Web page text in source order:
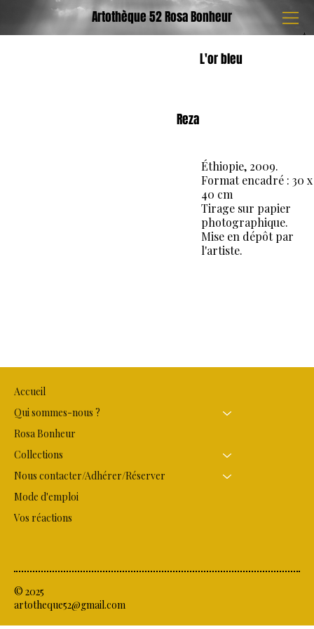
Artothèque 52 Rosa Bonheur
L'or bleu
Reza
Éthiopie, 2009.
Format encadré : 30 x
40 cm
Tirage sur papier
photographique.
Mise en dépôt par
l'artiste.
Accueil
Qui sommes-nous ?
Rosa Bonheur
Collections
Nous contacter/Adhérer/Réserver
Mode d'emploi
Vos réactions
© 2025
artotheque52@gmail.com